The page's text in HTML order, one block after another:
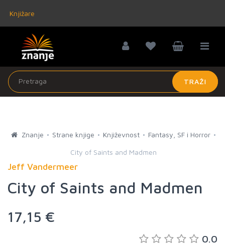
Knjižare
TRAŽI
Znanje Strane knjige Književnost Fantasy, SF i Horror
City of Saints and Madmen
Jeff Vandermeer
City of Saints and Madmen
17,15 €
0.0